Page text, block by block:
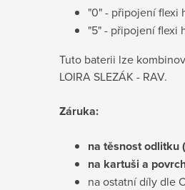
"0" - připojení flexi
"5" - připojení flexi
Tuto baterii lze
LOIRASLEZÁK - RAV.
Záruka:
na těsnost odlitku
na kartuši a
na ostatní díly dle